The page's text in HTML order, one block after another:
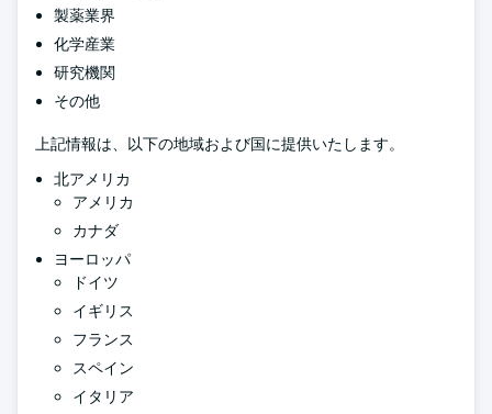
製薬業界
化学産業
研究機関
その他
上記情報は、以下の地域および国に提供いたします。
北アメリカ
アメリカ
カナダ
ヨーロッパ
ドイツ
イギリス
フランス
スペイン
イタリア